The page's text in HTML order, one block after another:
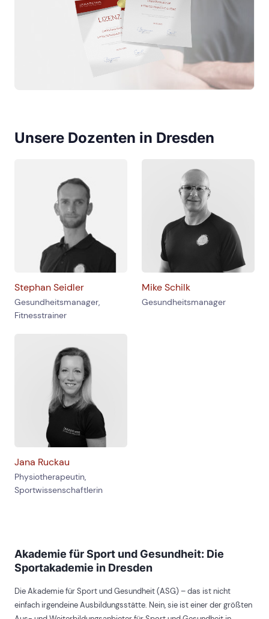
Unsere Dozenten in Dresden
Stephan Seidler
Gesundheitsmanager,
Fitnesstrainer
Mike Schilk
Gesundheitsmanager
Jana Ruckau
Physiotherapeutin,
Sportwissenschaftlerin
Akademie für Sport und Gesundheit: Die
Sportakademie in Dresden
Die Akademie für Sport und Gesundheit (ASG) – das ist nicht
einfach irgendeine Ausbildungsstätte. Nein, sie ist einer der größten